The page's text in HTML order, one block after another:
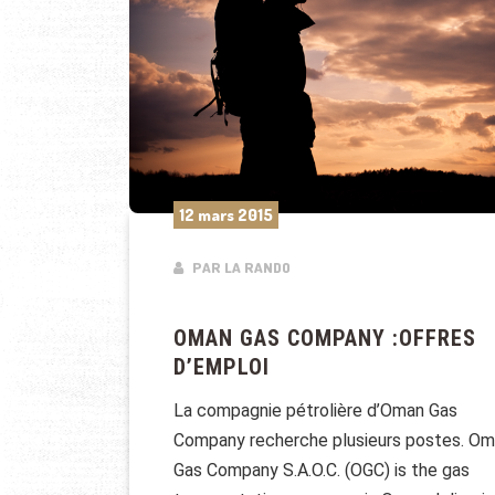
12 mars 2015
PAR LA RANDO
OMAN GAS COMPANY :OFFRES
D’EMPLOI
La compagnie pétrolière d’Oman Gas
Company recherche plusieurs postes.
Gas Company S.A.O.C. (OGC) is the gas